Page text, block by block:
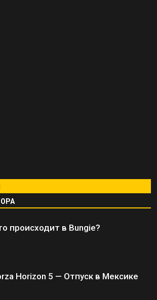
происходит в Bungie?
Horizon 5 — Отпуск в Мексике